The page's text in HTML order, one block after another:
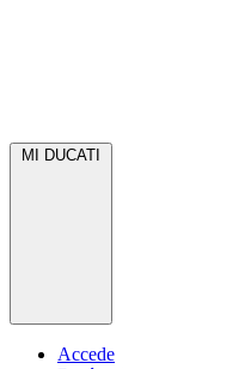
MI DUCATI
Accede